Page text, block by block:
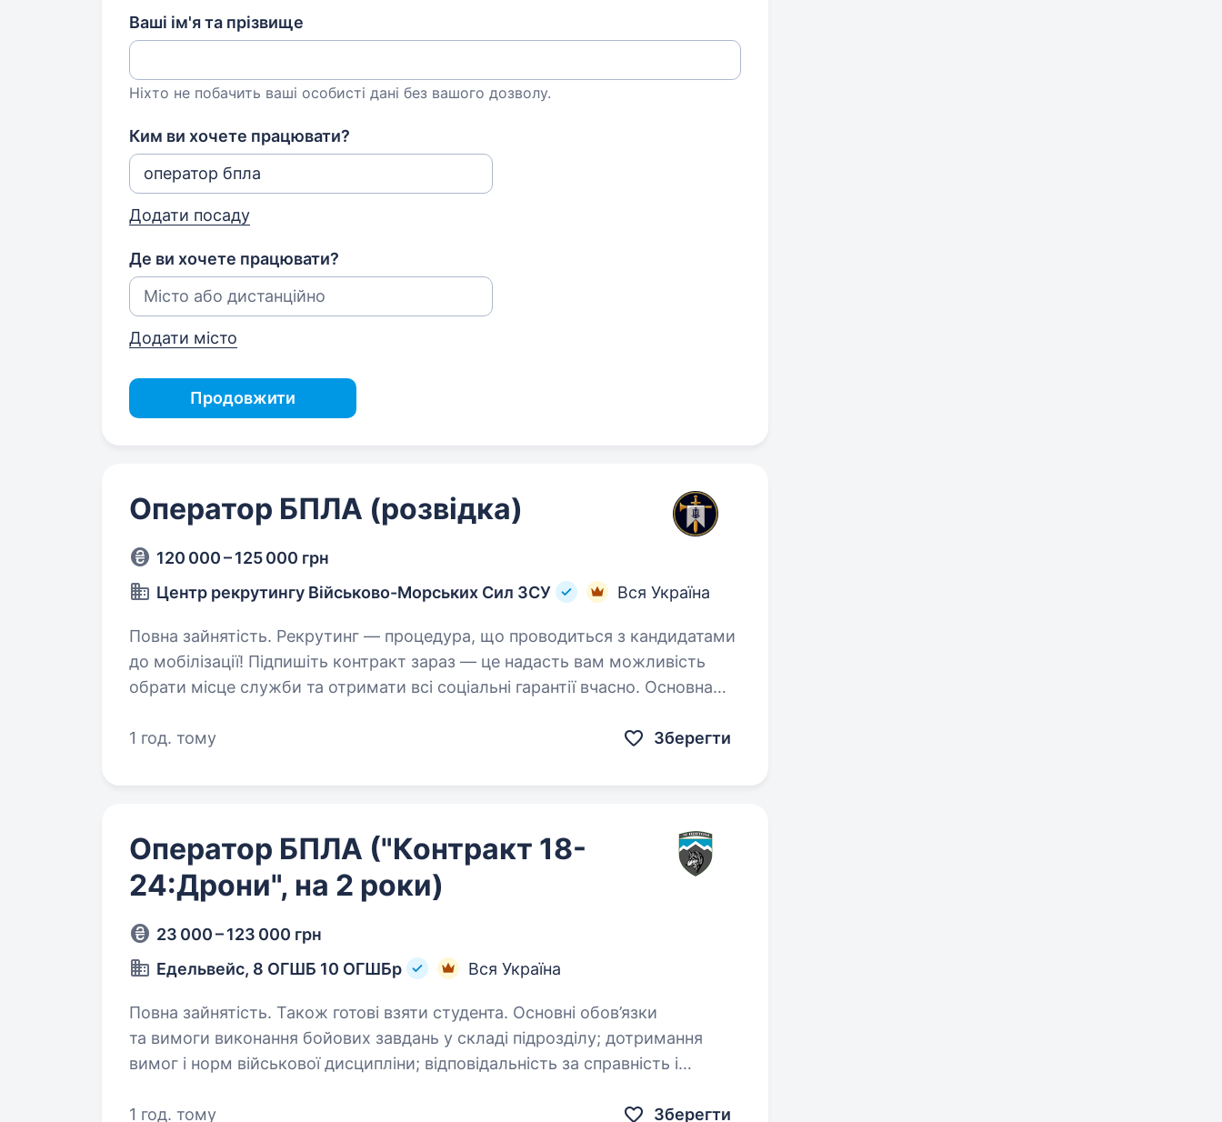
Ваші ім'я та прізвище
Ніхто не побачить ваші особисті дані без вашого дозволу.
Ким ви хочете працювати?
Додати посаду
Де ви хочете працювати?
Додати місто
Продовжити
Оператор БПЛА (розвідка)
120 000 – 125 000 грн
Центр рекрутингу Військово-Морських Сил ЗСУ
Вся Україна
Повна зайнятість. Рекрутинг — процедура, що проводиться з кандидатами
до мобілізації! Підпишіть контракт зараз — це надасть вам можливість
обрати місце служби та отримати всі соціальні гарантії вчасно. Основна
1 год. тому
Зберегти
Оператор БПЛА ("Контракт 18-
24:Дрони", на 2 роки)
23 000 – 123 000 грн
Едельвейс, 8 ОГШБ 10 ОГШБр
Вся Україна
Повна зайнятість. Також готові взяти студента. Основні обов’язки
та вимоги виконання бойових завдань у складі підрозділу; дотримання
вимог і норм військової дисципліни; відповідальність за справність і
1 год. тому
Зберегти